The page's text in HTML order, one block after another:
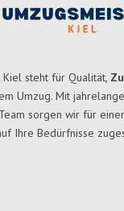
steht für Qualität,
Umzug. Mit
sorgen wir für
Ihre Bedürfnisse